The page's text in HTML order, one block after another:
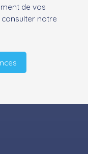
de vos
notre